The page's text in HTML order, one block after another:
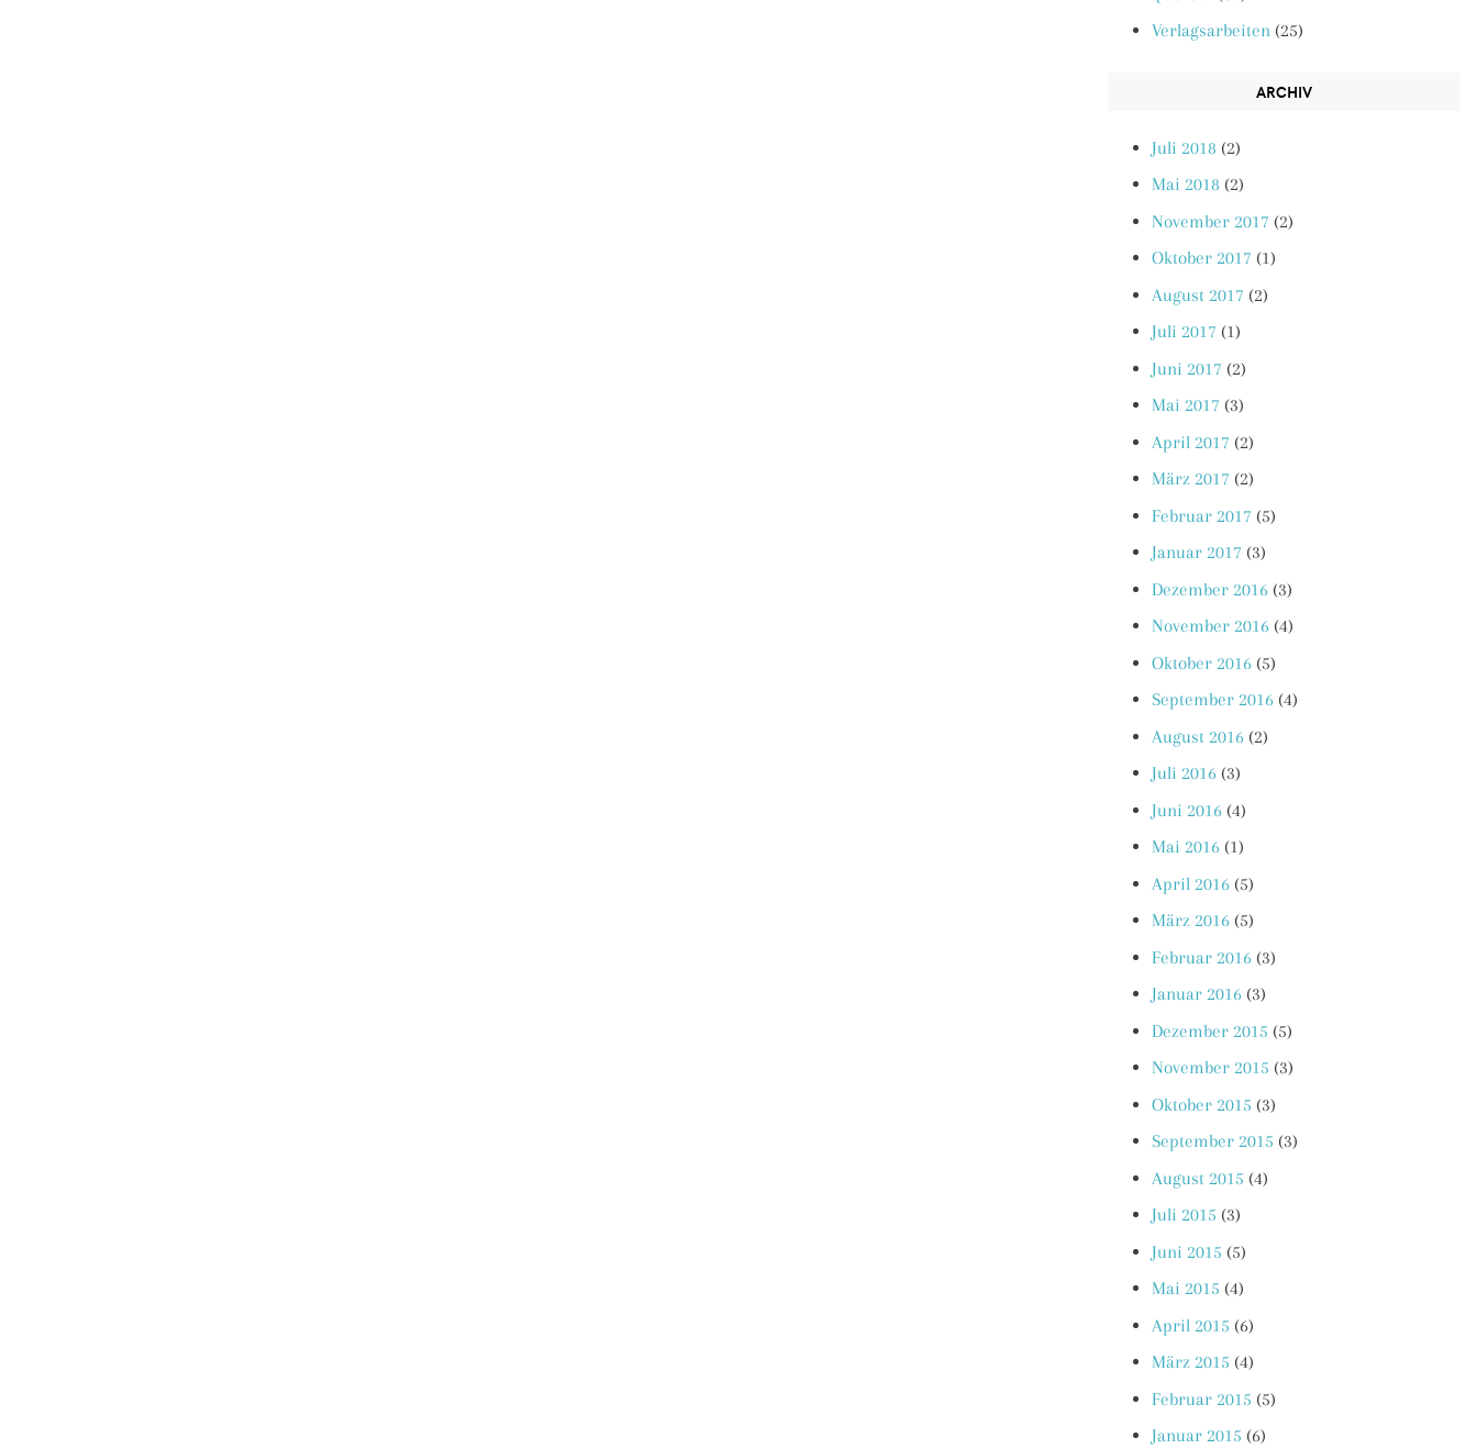
Verlagsarbeiten (25)
ARCHIV
Juli 2018 (2)
Mai 2018 (2)
November 2017 (2)
Oktober 2017 (1)
August 2017 (2)
Juli 2017 (1)
Juni 2017 (2)
Mai 2017 (3)
April 2017 (2)
März 2017 (2)
Februar 2017 (5)
Januar 2017 (3)
Dezember 2016 (3)
November 2016 (4)
Oktober 2016 (5)
September 2016 (4)
August 2016 (2)
Juli 2016 (3)
Juni 2016 (4)
Mai 2016 (1)
April 2016 (5)
März 2016 (5)
Februar 2016 (3)
Januar 2016 (3)
Dezember 2015 (5)
November 2015 (3)
Oktober 2015 (3)
September 2015 (3)
August 2015 (4)
Juli 2015 (3)
Juni 2015 (5)
Mai 2015 (4)
April 2015 (6)
März 2015 (4)
Februar 2015 (5)
Januar 2015 (6)